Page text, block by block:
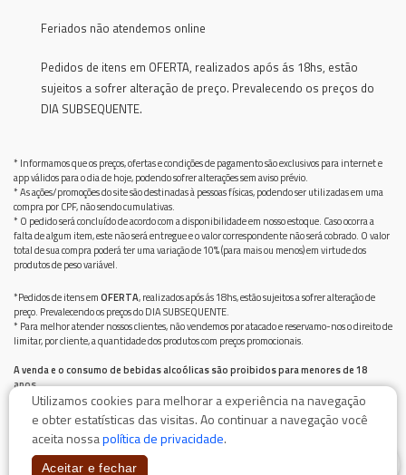
Feriados não atendemos online
Pedidos de itens em OFERTA, realizados após ás 18hs, estão
sujeitos a sofrer alteração de preço. Prevalecendo os preços do
DIA SUBSEQUENTE.
* Informamos que os preços, ofertas e condições de pagamento são exclusivos para internet e
app válidos para o dia de hoje, podendo sofrer alterações sem aviso prévio.
* As ações/promoções do site são destinadas à pessoas físicas, podendo ser utilizadas em uma
compra por CPF, não sendo cumulativas.
* O pedido será concluído de acordo com a disponibilidade em nosso estoque. Caso ocorra a
falta de algum item, este não será entregue e o valor correspondente não será cobrado. O valor
total de sua compra poderá ter uma variação de 10% (para mais ou menos) em virtude dos
produtos de peso variável.
*Pedidos de itens emOFERTA, realizados após ás 18hs, estão sujeitos a sofrer alteração de
preço. Prevalecendo os preços do DIA SUBSEQUENTE.
* Para melhor atender nossos clientes, não vendemos por atacado e reservamo-nos o direito de
limitar, por cliente, a quantidade dos produtos com preços promocionais.
A venda e o consumo de bebidas alcoólicas são proibidos para menores de 18
anos.
Bebida alcoólica pode causar dependência química e, em excesso, provoca graves males à saúde.
Beba com moderação
Utilizamos cookies para melhorar a experiência na navegação
e obter estatísticas das visitas. Ao continuar a navegação você
aceita nossapolítica de privacidade.
Aceitar e fechar